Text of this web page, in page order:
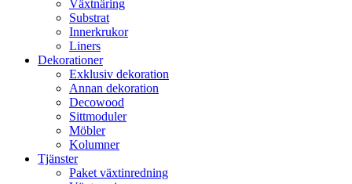
Växtnäring
Substrat
Innerkrukor
Liners
Dekorationer
Exklusiv dekoration
Annan dekoration
Decowood
Sittmoduler
Möbler
Kolumner
Tjänster
Paket växtinredning